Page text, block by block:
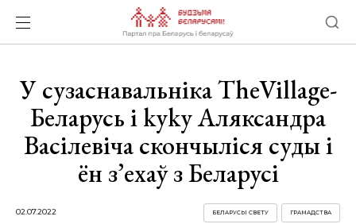
У сузаснавальніка TheVillage-
Беларусь і kyky Аляксандра
Васілевіча скончыліся суды і
ён з’ехаў з Беларусі
02.07.2022 ГРАМАДСТВА
БЕЛАРУСЫ СВЕТУ